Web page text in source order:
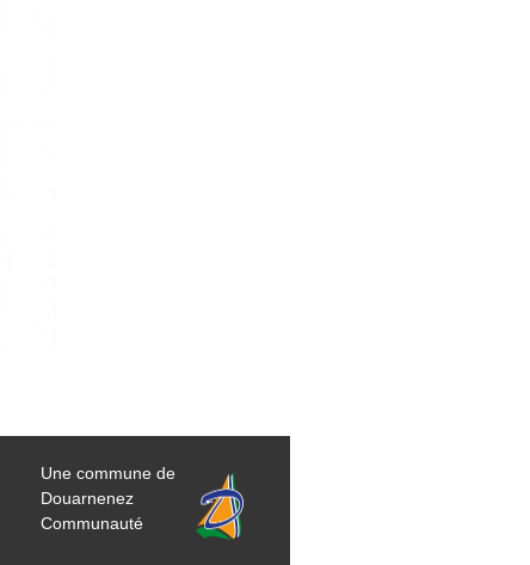
Une commune de
Douarnenez
Communauté